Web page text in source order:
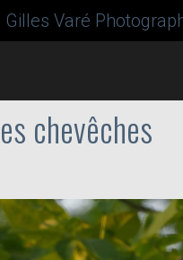
Gilles Varé
chevêches